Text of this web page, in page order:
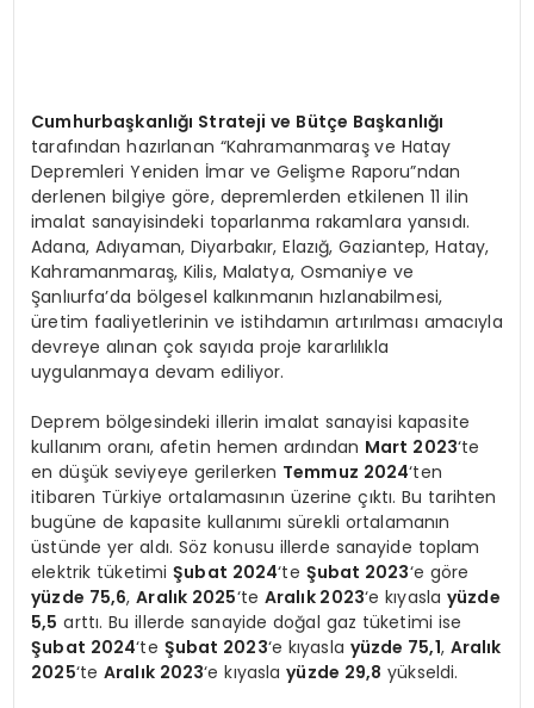
Cumhurbaşkanlığı Strateji ve Bütçe Başkanlığı
tarafından hazırlanan “Kahramanmaraş ve Hatay
Depremleri Yeniden İmar ve Gelişme Raporu”ndan
derlenen bilgiye göre, depremlerden etkilenen 11 ilin
imalat sanayisindeki toparlanma rakamlara yansıdı.
Adana, Adıyaman, Diyarbakır, Elazığ, Gaziantep, Hatay,
Kahramanmaraş, Kilis, Malatya, Osmaniye ve
Şanlıurfa’da bölgesel kalkınmanın hızlanabilmesi,
üretim faaliyetlerinin ve istihdamın artırılması amacıyla
devreye alınan çok sayıda proje kararlılıkla
uygulanmaya devam ediliyor.
Deprem bölgesindeki illerin imalat sanayisi kapasite
kullanım oranı, afetin hemen ardından Mart 2023‘te
en düşük seviyeye gerilerken Temmuz 2024‘ten
itibaren Türkiye ortalamasının üzerine çıktı. Bu tarihten
bugüne de kapasite kullanımı sürekli ortalamanın
üstünde yer aldı. Söz konusu illerde sanayide toplam
elektrik tüketimiŞubat 2024‘te Şubat 2023‘e göre
yüzde 75,6,Aralık 2025‘te Aralık 2023‘e kıyaslayüzde
5,5 arttı. Bu illerde sanayide doğal gaz tüketimi ise
Şubat 2024‘te Şubat 2023‘e kıyasla yüzde 75,1, Aralık
2025‘teAralık 2023‘e kıyaslayüzde 29,8 yükseldi.